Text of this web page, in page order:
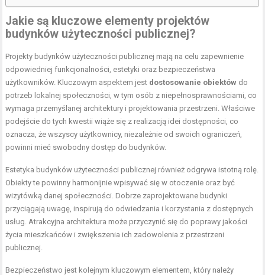
Jakie są kluczowe elementy projektów
budynków użyteczności publicznej?
Projekty budynków użyteczności publicznej mają na celu zapewnienie
odpowiedniej funkcjonalności, estetyki oraz bezpieczeństwa
użytkowników. Kluczowym aspektem jest dostosowanie obiektów do
potrzeb lokalnej społeczności, w tym osób z niepełnosprawnościami, co
wymaga przemyślanej architektury i projektowania przestrzeni. Właściwe
podejście do tych kwestii wiąże się z realizacją idei dostępności, co
oznacza, że wszyscy użytkownicy, niezależnie od swoich ograniczeń,
powinni mieć swobodny dostęp do budynków.
Estetyka budynków użyteczności publicznej również odgrywa istotną rolę.
Obiekty te powinny harmonijnie wpisywać się w otoczenie oraz być
wizytówką danej społeczności. Dobrze zaprojektowane budynki
przyciągają uwagę, inspirują do odwiedzania i korzystania z dostępnych
usług. Atrakcyjna architektura może przyczynić się do poprawy jakości
życia mieszkańców i zwiększenia ich zadowolenia z przestrzeni
publicznej.
Bezpieczeństwo jest kolejnym kluczowym elementem, który należy